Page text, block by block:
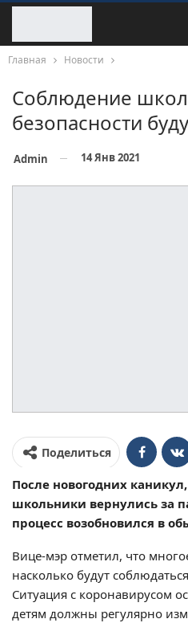
Главная Новости
Соблюдение
безопасности
Admin 14 Янв 2021
Поделиться
После новогодних
школьники вернулись за
процесс возобновился в
Вице-мэр отметил, что
насколько будут
Ситуация с коронавирусом
детям должны регулярно